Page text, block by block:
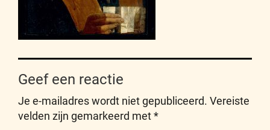
Geef een reactie
Je e-mailadres wordt niet gepubliceerd. Vereiste
velden zijn gemarkeerd met*